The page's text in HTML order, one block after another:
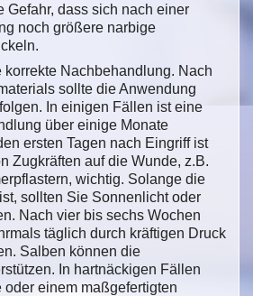
Gefahr, dass sich nach einer
noch größere narbige
korrekte Nachbehandlung. Nach
sollte die Anwendung
In einigen Fällen ist eine
über einige Monate
ersten Tagen nach Eingriff ist
Zugkräften auf die Wunde, z.B.
wichtig. Solange die
sollten Sie Sonnenlicht oder
Nach vier bis sechs Wochen
täglich durch kräftigen Druck
Salben können die
In hartnäckigen Fällen
einem maßgefertigten